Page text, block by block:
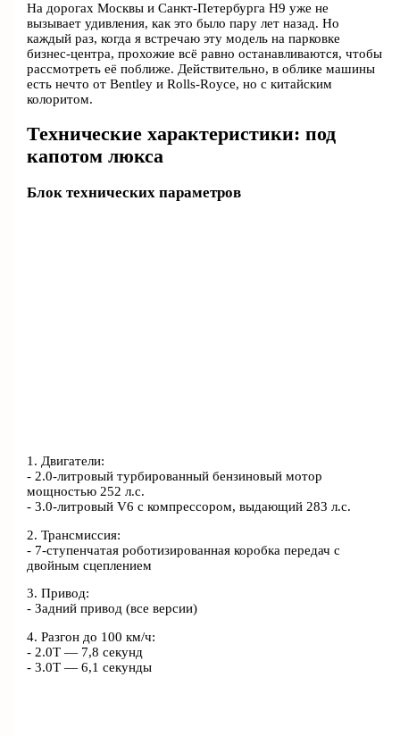
На дорогах Москвы и Санкт-Петербурга H9 уже не
вызывает удивления, как это было пару лет назад. Но
каждый раз, когда я встречаю эту модель на парковке
бизнес-центра, прохожие всё равно останавливаются, чтобы
рассмотреть её поближе. Действительно, в облике машины
есть нечто от Bentley и Rolls-Royce, но с китайским
колоритом.
Технические характеристики: под
капотом люкса
Блок технических параметров
1. Двигатели:
- 2.0-литровый турбированный бензиновый мотор
мощностью 252 л.с.
- 3.0-литровый V6 с компрессором, выдающий 283 л.с.
2. Трансмиссия:
- 7-ступенчатая роботизированная коробка передач с
двойным сцеплением
3. Привод:
- Задний привод (все версии)
4. Разгон до 100 км/ч:
- 2.0T — 7,8 секунд
- 3.0T — 6,1 секунды